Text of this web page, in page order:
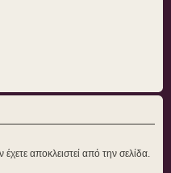
αποκλειστεί από την σελίδα.